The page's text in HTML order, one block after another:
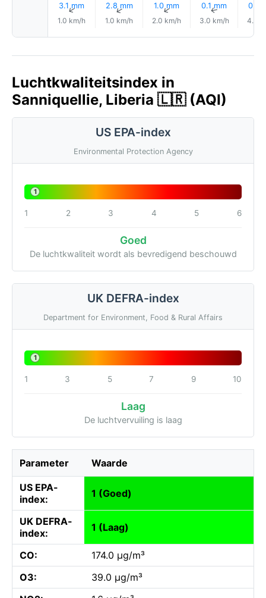
3.1 mm
↑
1.0 km/h
2.8 mm
↑
1.0 km/h
1.0 mm
↑
2.0 km/h
0.1 mm
↑
3.0 km/h
0.0
4.0
Luchtkwaliteitsindex in
Sanniquellie, Liberia 🇱🇷 (AQI)
US EPA-index
Environmental Protection Agency
1
1 2 3 4 5 6
Goed
De luchtkwaliteit wordt als bevredigend beschouwd
UK DEFRA-index
Department for Environment, Food & Rural Affairs
1
1 3 5 7 9 10
Laag
De luchtvervuiling is laag
Parameter Waarde
US EPA-
index:
1 (Goed)
UK DEFRA-
index:
1 (Laag)
CO:
174.0 µg/m³
O3:
39.0 µg/m³